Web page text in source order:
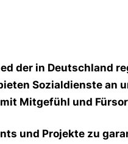
der in Deutschland
Sozialdienste an
Mitgefühl und
und Projekte zu